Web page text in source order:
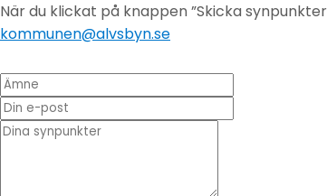
När du klickat på knappen ”Skicka
kommunen@alvsbyn.se
Ämne
Din e-post
* Dina synpunkter